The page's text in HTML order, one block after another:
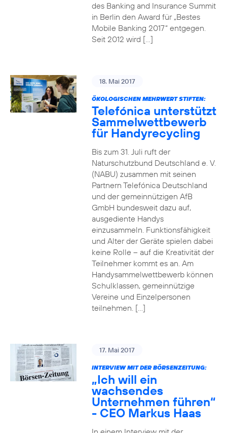
des Banking and Insurance Summit
in Berlin den Award für „Bestes
Mobile Banking 2017“ entgegen.
Seit 2012 wird […]
18. Mai 2017
ÖKOLOGISCHEN MEHRWERT STIFTEN:
Telefónica unterstützt
Sammelwettbewerb
für Handyrecycling
Bis zum 31. Juli ruft der
Naturschutzbund Deutschland e. V.
(NABU) zusammen mit seinen
Partnern Telefónica Deutschland
und der gemeinnützigen AfB
GmbH bundesweit dazu auf,
ausgediente Handys
einzusammeln. Funktionsfähigkeit
und Alter der Geräte spielen dabei
keine Rolle – auf die Kreativität der
Teilnehmer kommt es an. Am
Handysammelwettbewerb können
Schulklassen, gemeinnützige
Vereine und Einzelpersonen
teilnehmen. […]
17. Mai 2017
INTERVIEW MIT DER BÖRSENZEITUNG:
„Ich will ein
wachsendes
Unternehmen führen“
- CEO Markus Haas